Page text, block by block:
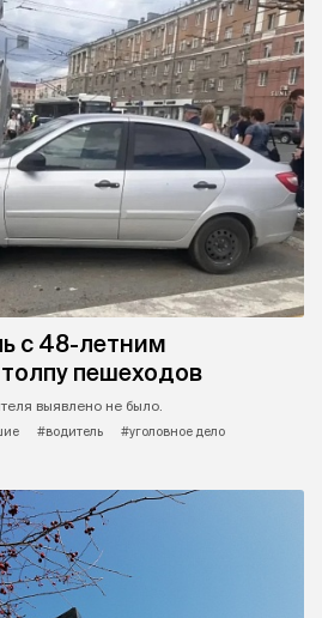
с 48-летним
пешеходов
выявлено не было.
#водитель
#уголовное дело